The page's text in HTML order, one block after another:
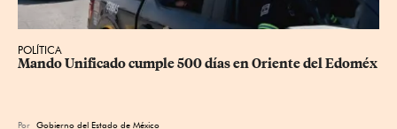
POLÍTICA
Mando Unificado cumple 500 días en Oriente del Edoméx
Por Gobierno del Estado de México